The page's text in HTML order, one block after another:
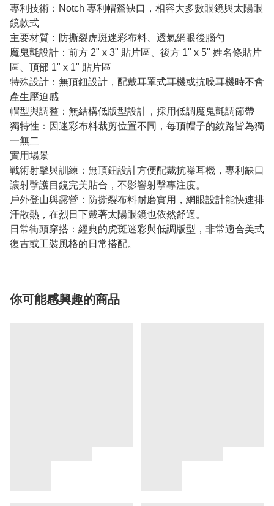
專利技術：Notch 專利帽簷缺口，相容大多數眼鏡與太陽眼
鏡款式
主要材質：防撕裂虎斑迷彩布料、透氣網眼後腦勺
魔鬼氈設計：前方 2" x 3" 貼片區、後方 1" x 5" 姓名條貼片
區、頂部 1" x 1" 貼片區
特殊設計：無頂鈕設計，配戴耳罩式耳機或抗噪耳機時不會
產生壓迫感
帽型與調整：無結構低版型設計，採用低調魔鬼氈調節帶
獨特性：因迷彩布料裁剪位置不同，每頂帽子的紋路皆為獨
一無二
實用場景
戰術射擊與訓練：無頂鈕設計方便配戴抗噪耳機，專利缺口
讓射擊護目鏡完美貼合，不影響射擊專注度。
戶外登山與露營：防撕裂布料耐磨實用，網眼設計能快速排
汗散熱，在烈日下戴著太陽眼鏡也依然舒適。
日常街頭穿搭：經典的虎斑迷彩與低調版型，非常適合美式
復古或工裝風格的日常搭配。
你可能感興趣的商品